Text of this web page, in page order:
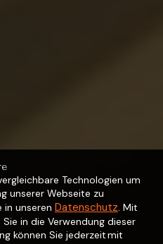
Technologien um
unserer Webseite zu
in unseren Datenschutz. Mit
Sie in die Verwendung dieser
können Sie jederzeit mit